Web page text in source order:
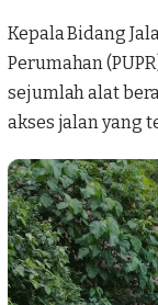
Kepala Bidang
Perumahan
sejumlah alat
akses jalan yang